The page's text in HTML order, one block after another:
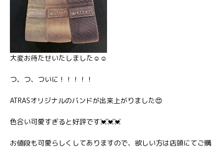
大変お待たせいたしました☺️ ☺️
つ、つ、ついに！！！！！
ATRASオリジナルのバンドが出来上がりました😍
色合い可愛すぎると好評です💓💓💓
お値段も可愛らしくしてありますので、欲しい方は店頭にてご購